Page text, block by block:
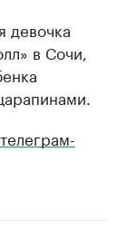
девочка
в Сочи,